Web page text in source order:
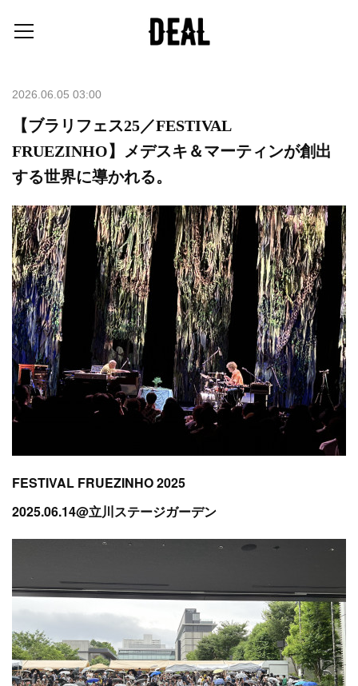
2026.06.05 03:00
【ブラリフェス25／FESTIVAL
FRUEZINHO】メデスキ＆マーティンが創出
する世界に導かれる。
FESTIVAL FRUEZINHO 2025
2025.06.14@立川ステージガーデン